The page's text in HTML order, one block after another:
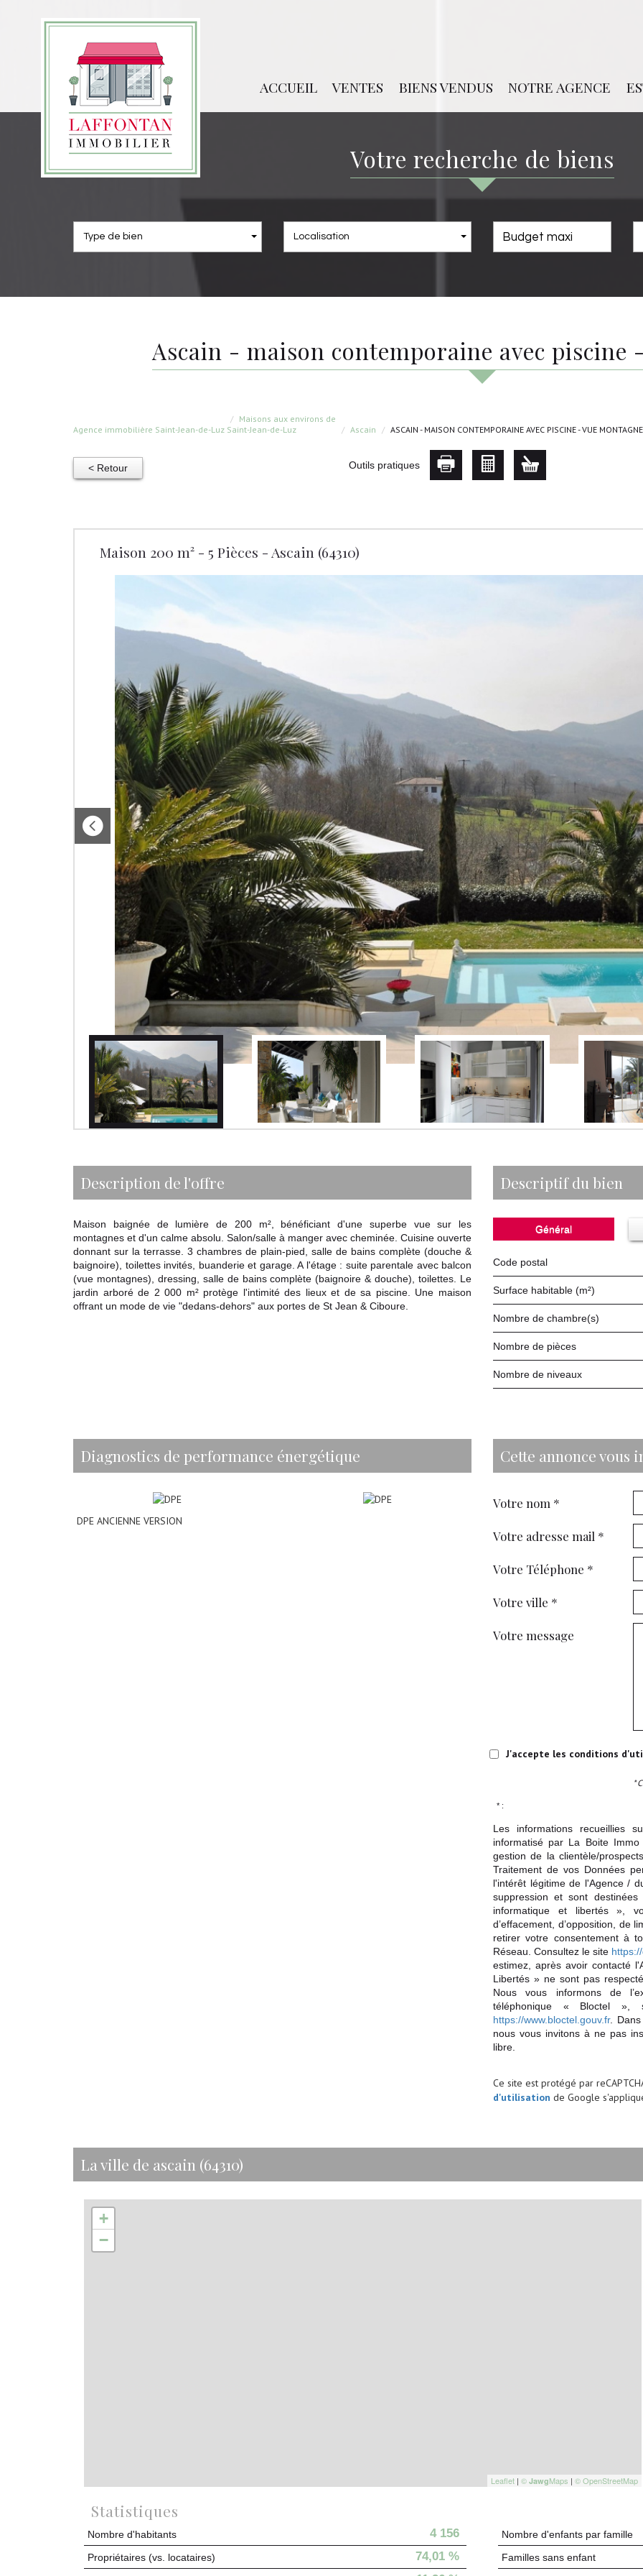
ACCUEIL VENTES BIENS VENDUS NOTRE AGENCE
votre recherche de biens
Type de bien Localisation
ascain - maison contemporaine avec piscine
Agence immobilière Saint-Jean-de-Luz
Maisons aux environs de
Saint-Jean-de-Luz
Ascain ASCAIN - MAISON CONTEMPORAINE AVEC PISCINE - VUE
< Retour Outils pratiques
Maison 200 m² - 5 Pièces - Ascain (64310)
description de l'offre
Maison baignée de lumière de 200 m², bénéficiant d'une superbe vue sur les
montagnes et d'un calme absolu. Salon/salle à manger avec cheminée. Cuisine ouverte
donnant sur la terrasse. 3 chambres de plain-pied, salle de bains complète (douche &
baignoire), toilettes invités, buanderie et garage. A l'étage : suite parentale avec balcon
(vue montagnes), dressing, salle de bains complète (baignoire & douche), toilettes. Le
jardin arboré de 2 000 m² protège l'intimité des lieux et de sa piscine. Une maison
offrant un mode de vie "dedans-dehors" aux portes de St Jean & Ciboure.
descriptif du bien
Général
Code postal
Surface habitable (m²)
Nombre de chambre(s)
Nombre de pièces
Nombre de niveaux
diagnostics de performance énergétique
DPE ANCIENNE VERSION
cette annonce vous
Votre nom *
Votre adresse mail *
Votre Téléphone *
Votre ville *
Votre message
J'accepte les conditions
*
* :
Les informations recueillies
informatisé par La Boite
gestion de la clientèle/
Traitement de vos Données
l'intérêt légitime de l'Agence /
suppression et sont
informatique et libertés »,
d’effacement, d’opposition, de
retirer votre consentement à
Réseau. Consultez le site
estimez, après avoir contacté
Libertés » ne sont pas
Nous vous informons de
téléphonique « Bloctel
https://www.bloctel.gouv.fr.
nous vous invitons à ne pas
libre.
Ce site est protégé par
d'utilisation de Google
la ville de ascain (64310)
+
−
Leaflet | © JawgMaps | © OpenStreetMap
Statistiques
Nombre d'habitants 4 156
Propriétaires (vs. locataires) 74,01 %
Nombre d'enfants par famille
Familles sans enfant